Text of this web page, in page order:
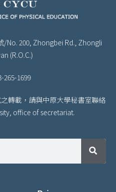
/No. 200, Zhongbei Rd., Zhongli
(R.O.C.)
265-1699
轉載，請與中原大學秘書室聯絡
office of secretariat.